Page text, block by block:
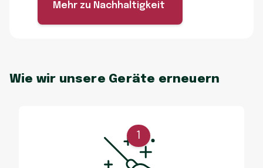
Mehr zu Nachhaltigkeit
Wie wir unsere Geräte erneuern